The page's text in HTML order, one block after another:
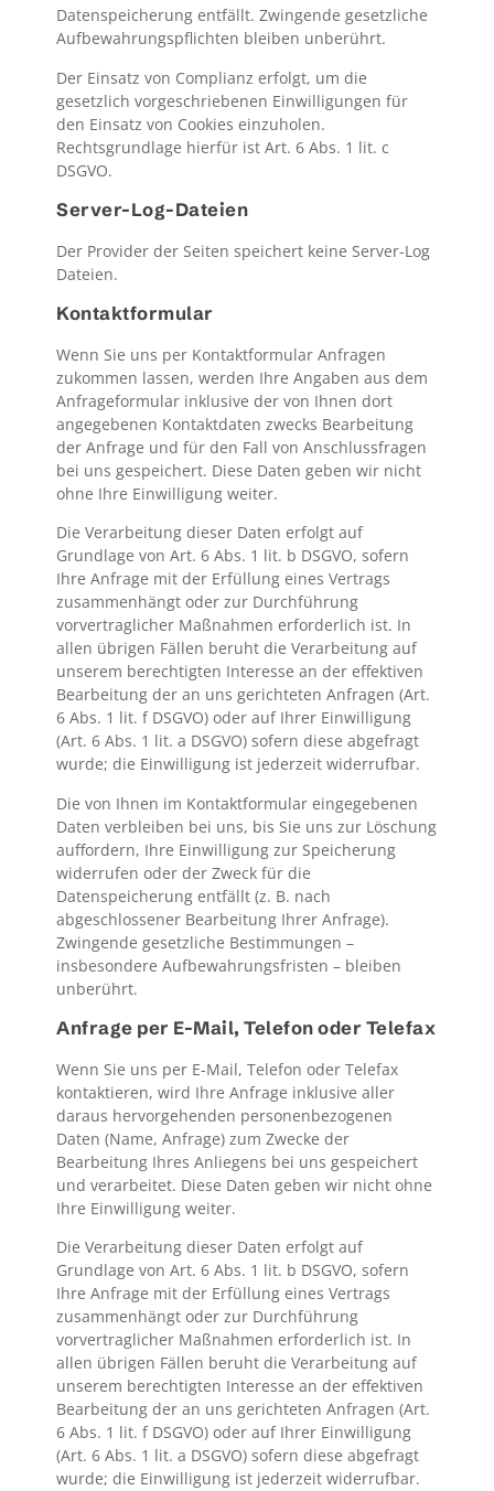
Datenspeicherung entfällt. Zwingende gesetzliche
Aufbewahrungspflichten bleiben unberührt.
Der Einsatz von Complianz erfolgt, um die
gesetzlich vorgeschriebenen Einwilligungen für
den Einsatz von Cookies einzuholen.
Rechtsgrundlage hierfür ist Art. 6 Abs. 1 lit. c
DSGVO.
Server-Log-Dateien
Der Provider der Seiten speichert keine Server-Log
Dateien.
Kontaktformular
Wenn Sie uns per Kontaktformular Anfragen
zukommen lassen, werden Ihre Angaben aus dem
Anfrageformular inklusive der von Ihnen dort
angegebenen Kontaktdaten zwecks Bearbeitung
der Anfrage und für den Fall von Anschlussfragen
bei uns gespeichert. Diese Daten geben wir nicht
ohne Ihre Einwilligung weiter.
Die Verarbeitung dieser Daten erfolgt auf
Grundlage von Art. 6 Abs. 1 lit. b DSGVO, sofern
Ihre Anfrage mit der Erfüllung eines Vertrags
zusammenhängt oder zur Durchführung
vorvertraglicher Maßnahmen erforderlich ist. In
allen übrigen Fällen beruht die Verarbeitung auf
unserem berechtigten Interesse an der effektiven
Bearbeitung der an uns gerichteten Anfragen (Art.
6 Abs. 1 lit. f DSGVO) oder auf Ihrer Einwilligung
(Art. 6 Abs. 1 lit. a DSGVO) sofern diese abgefragt
wurde; die Einwilligung ist jederzeit widerrufbar.
Die von Ihnen im Kontaktformular eingegebenen
Daten verbleiben bei uns, bis Sie uns zur Löschung
auffordern, Ihre Einwilligung zur Speicherung
widerrufen oder der Zweck für die
Datenspeicherung entfällt (z. B. nach
abgeschlossener Bearbeitung Ihrer Anfrage).
Zwingende gesetzliche Bestimmungen –
insbesondere Aufbewahrungsfristen – bleiben
unberührt.
Anfrage per E-Mail, Telefon oder Telefax
Wenn Sie uns per E-Mail, Telefon oder Telefax
kontaktieren, wird Ihre Anfrage inklusive aller
daraus hervorgehenden personenbezogenen
Daten (Name, Anfrage) zum Zwecke der
Bearbeitung Ihres Anliegens bei uns gespeichert
und verarbeitet. Diese Daten geben wir nicht ohne
Ihre Einwilligung weiter.
Die Verarbeitung dieser Daten erfolgt auf
Grundlage von Art. 6 Abs. 1 lit. b DSGVO, sofern
Ihre Anfrage mit der Erfüllung eines Vertrags
zusammenhängt oder zur Durchführung
vorvertraglicher Maßnahmen erforderlich ist. In
allen übrigen Fällen beruht die Verarbeitung auf
unserem berechtigten Interesse an der effektiven
Bearbeitung der an uns gerichteten Anfragen (Art.
6 Abs. 1 lit. f DSGVO) oder auf Ihrer Einwilligung
(Art. 6 Abs. 1 lit. a DSGVO) sofern diese abgefragt
wurde; die Einwilligung ist jederzeit widerrufbar.